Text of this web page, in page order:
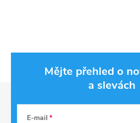
Mějte přehled o
a slevách
E-mail